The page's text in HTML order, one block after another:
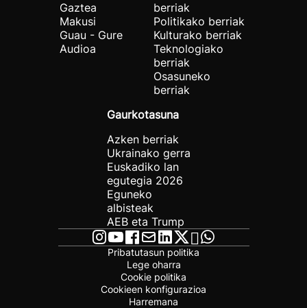
Gaztea
Makusi
Guau - Gure
Audioa
berriak
Politikako berriak
Kulturako berriak
Teknologiako
berriak
Osasuneko
berriak
Gaurkotasuna
Azken berriak
Ukrainako gerra
Euskadiko lan
egutegia 2026
Eguneko
albisteak
AEB eta Trump
Pribatutasun politika
Lege oharra
Cookie politika
Cookieen konfigurazioa
Harremana